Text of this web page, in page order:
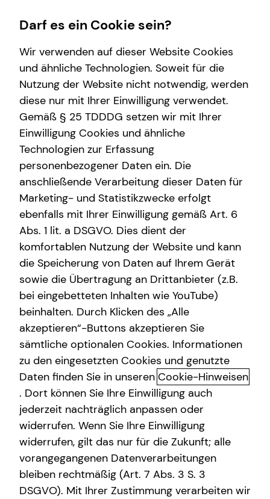
Wissenswertes
Interview
Über mich
Über tecis
Finanzberatung
Investment
Immobilienfinanzierung
Kapitalanlage Immobilien
Altersvorsorge
Arbeitskraftabsicherung
Videoberatung
Private Krankenvorsorge
Spezialisten-Netzwerk
Betriebliche Altersvorsorge
Gewerbliche Versicherungen
Kindervorsorge
Sach- und Vermögenssicherung
Expat
Service
Kundenportal
Schadenabwicklung
Christopher Kley
Christopher Kley
Seniorberater
in Düsseldorf und Umgebung
Kurzportrait Christopher Kley
Als Teil des Ganzen bei tecis habe ich nicht nur neue
Freunde kennen, sondern auch unseren Auftrag zu
schätzen sowie die Perspektive lieben gelernt. Dies teile
ich nun in meiner Heimat Essen gemeinsam mit unserem
Team und unseren Kunden.
Darf es ein Cookie sein?
Wir verwenden auf dieser Website Cookies
und ähnliche Technologien. Soweit für die
Nutzung der Website nicht notwendig, werden
diese nur mit Ihrer Einwilligung verwendet.
Gemäß § 25 TDDDG setzen wir mit Ihrer
Einwilligung Cookies und ähnliche
Technologien zur Erfassung
personenbezogener Daten ein. Die
anschließende Verarbeitung dieser Daten für
Marketing- und Statistikzwecke erfolgt
ebenfalls mit Ihrer Einwilligung gemäß Art. 6
Abs. 1 lit. a DSGVO. Dies dient der
komfortablen Nutzung der Website und kann
die Speicherung von Daten auf Ihrem Gerät
sowie die Übertragung an Drittanbieter (z.B.
bei eingebetteten Inhalten wie YouTube)
beinhalten. Durch Klicken des „Alle
akzeptieren“-Buttons akzeptieren Sie
sämtliche optionalen Cookies. Informationen
zu den eingesetzten Cookies und genutzte
Daten finden Sie in unseren Cookie-Hinweisen
. Dort können Sie Ihre Einwilligung auch
jederzeit nachträglich anpassen oder
widerrufen. Wenn Sie Ihre Einwilligung
widerrufen, gilt das nur für die Zukunft; alle
vorangegangenen Datenverarbeitungen
bleiben rechtmäßig (Art. 7 Abs. 3 S. 3
DSGVO). Mit Ihrer Zustimmung verarbeiten wir